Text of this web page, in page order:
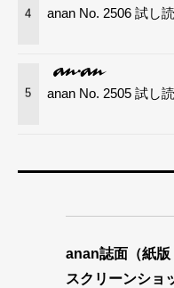
4 anan No. 2506 試し
5 anan No. 2505 試し
anan誌面（紙版
スクリーンショ